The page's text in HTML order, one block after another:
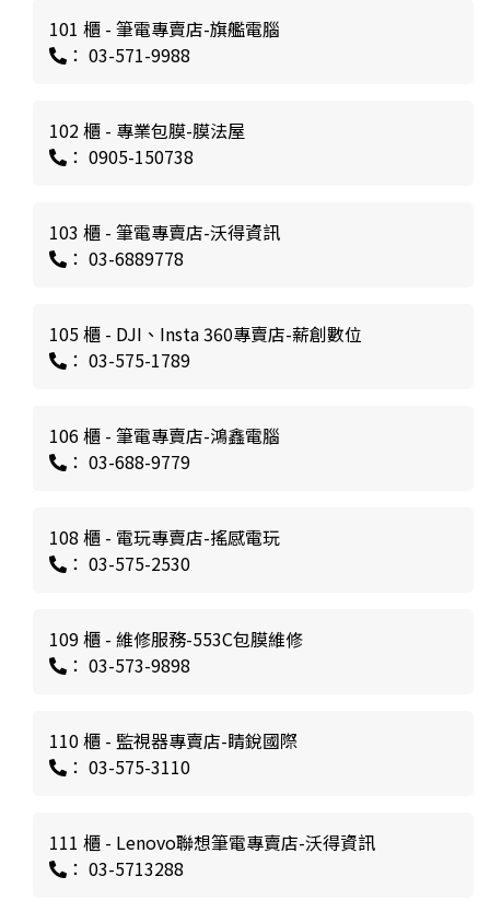
101 櫃 - 筆電專賣店-旗艦電腦
： 03-571-9988
102 櫃 - 專業包膜-膜法屋
： 0905-150738
103 櫃 - 筆電專賣店-沃得資訊
： 03-6889778
105 櫃 - DJI、Insta 360專賣店-薪創數位
： 03-575-1789
106 櫃 - 筆電專賣店-鴻鑫電腦
： 03-688-9779
108 櫃 - 電玩專賣店-搖感電玩
： 03-575-2530
109 櫃 - 維修服務-553C包膜維修
： 03-573-9898
110 櫃 - 監視器專賣店-睛銳國際
： 03-575-3110
111 櫃 - Lenovo聯想筆電專賣店-沃得資訊
： 03-5713288